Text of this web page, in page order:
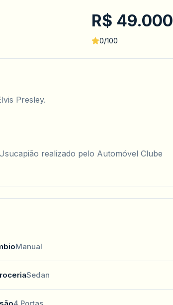
R$ 49.000
0/100
Presley.
realizado pelo Automóvel Clube
Manual
Sedan
4 Portas